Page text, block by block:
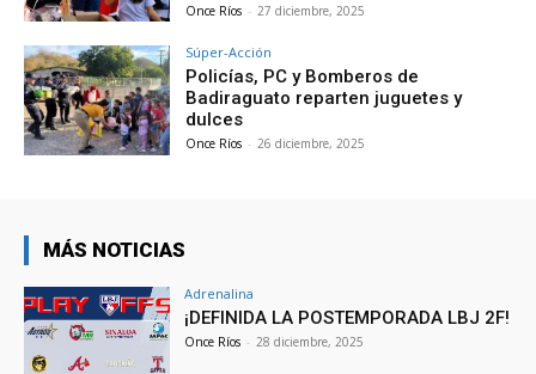
Once Ríos - 27 diciembre, 2025
Súper-Acción
Policías, PC y Bomberos de
Badiraguato reparten juguetes y
dulces
Once Ríos - 26 diciembre, 2025
MÁS NOTICIAS
Adrenalina
¡DEFINIDA LA POSTEMPORADA LBJ 2F!
Once Ríos - 28 diciembre, 2025